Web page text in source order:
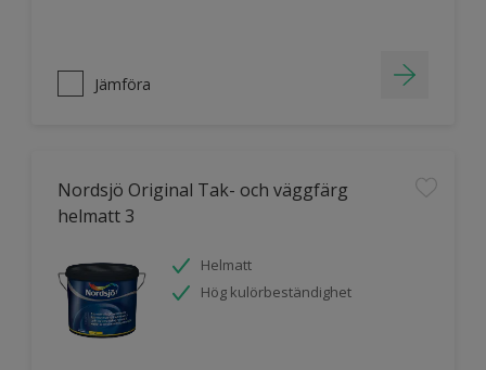
Jämföra
Nordsjö Original Tak- och väggfärg
helmatt 3
Helmatt
Hög kulörbeständighet